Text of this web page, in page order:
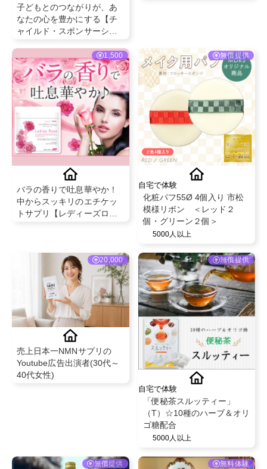
子どもとのつながりが、あ
なたの心を豊かにする【チ
ャイルド・スポンサーシッ
1,500
バラの香りで吐息華やか！
中からスッキリのエチケッ
トサプリ【レディーズロー
無償提供
自宅で体験
化粧パフ55Ø 4個入り 市松
模様リボン ＜レッド２
個・グリーン２個＞
5000人以上
20,000
売上日本一NMNサプリの
Youtube広告出演者(30代～
40代女性)
無償提供
自宅で体験
「便秘茶スルッティー」
（T）☆10種のハーブ＆オリ
ゴ糖配合
5000人以上
無償提供 無料体験